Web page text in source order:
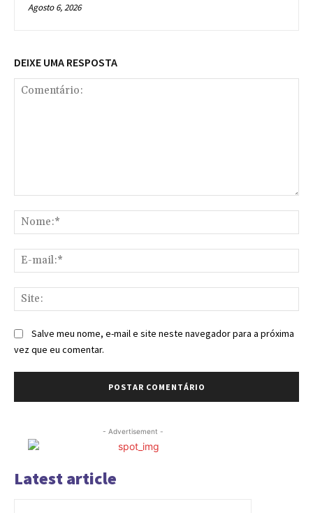
Agosto 6, 2026
DEIXE UMA RESPOSTA
Salve meu nome, e-mail e site neste navegador para a próxima
vez que eu comentar.
- Advertisement -
Latest article